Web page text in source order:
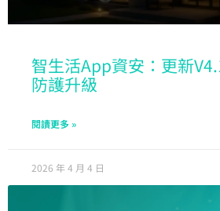
智生活App資安：更新
防護升級
閱讀更多 »
2026 年 4 月 4 日